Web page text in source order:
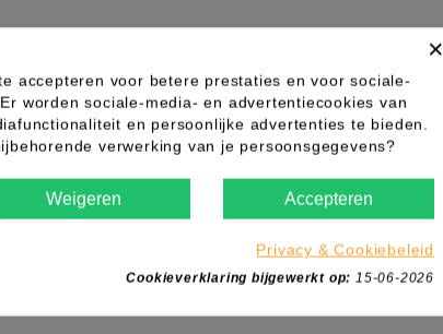
×
accepteren voor betere prestaties en voor sociale-
worden sociale-media- en advertentiecookies van
en persoonlijke advertenties te bieden.
verwerking van je persoonsgegevens?
Weigeren Accepteren
Privacy & Cookiebeleid
Cookieverklaring bijgewerkt op: 15-06-2026